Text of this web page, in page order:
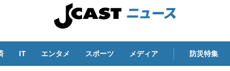
IT エンタメ スポーツ メディア 防災特集